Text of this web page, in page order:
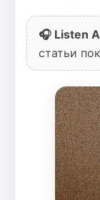
🎧 Listen
статьи